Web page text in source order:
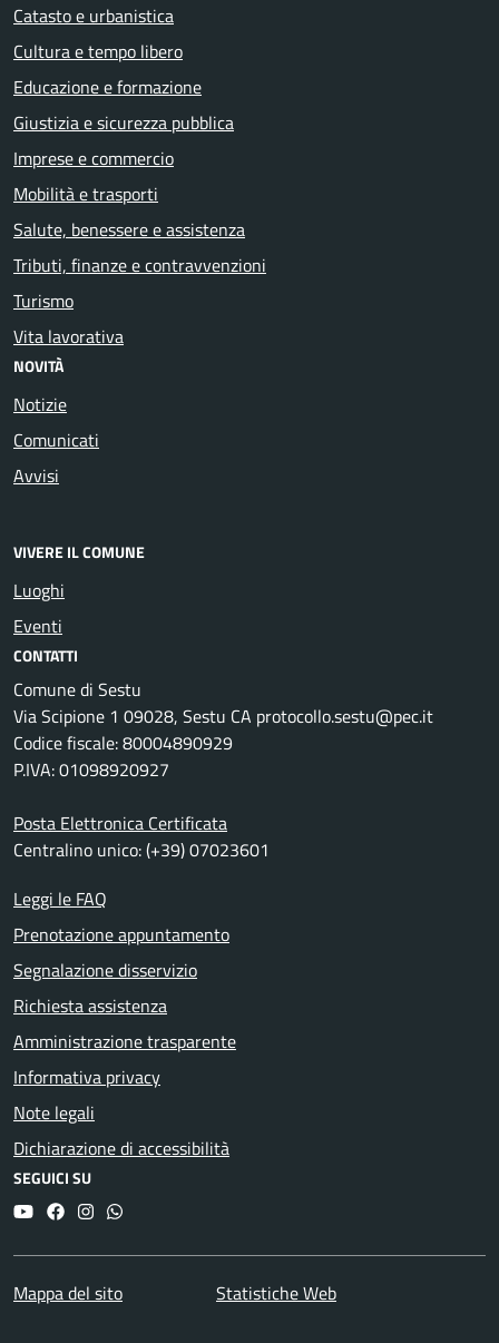
Catasto e urbanistica
Cultura e tempo libero
Educazione e formazione
Giustizia e sicurezza pubblica
Imprese e commercio
Mobilità e trasporti
Salute, benessere e assistenza
Tributi, finanze e contravvenzioni
Turismo
Vita lavorativa
NOVITÀ
Notizie
Comunicati
Avvisi
VIVERE IL COMUNE
Luoghi
Eventi
CONTATTI
Comune di Sestu
Via Scipione 1 09028, Sestu CA protocollo.sestu@pec.it
Codice fiscale: 80004890929
P.IVA: 01098920927
Posta Elettronica Certificata
Centralino unico: (+39) 07023601
Leggi le FAQ
Prenotazione appuntamento
Segnalazione disservizio
Richiesta assistenza
Amministrazione trasparente
Informativa privacy
Note legali
Dichiarazione di accessibilità
SEGUICI SU
YouTubeFacebookInstagram
Whatsapp
Mappa del sito Statistiche Web